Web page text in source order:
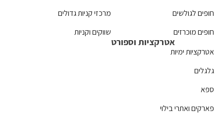
חופים לגולשים
חופים מוכרזים
מרכזי קניות גדולים
שווקים וקניות
אטרקציות וספורט
אטרקציות ימיות
גלגלים
ספא
פארקים ואתרי בילוי